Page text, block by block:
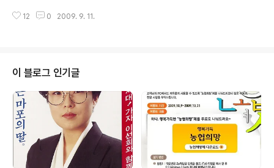
이 아닐까 생각이 든다. 정당이 장학재단을 만드는 것도 어
다시 북한에 납득할만한 해명과 사과를 요구했다고 합니다. 일부 보수언론과 단
분한 이유라고 생각이 듭니다. 북한이 어떤 이유로 방류를 했건간에 6명이라는
안타까운 목숨을 앗아간 것은 분명 사과를 해야 할 문제라고 생각합니다. 하지
만 정부와 군, 수자원공사의 미..
12 0 2009. 9. 11.
이 블로그 인기글